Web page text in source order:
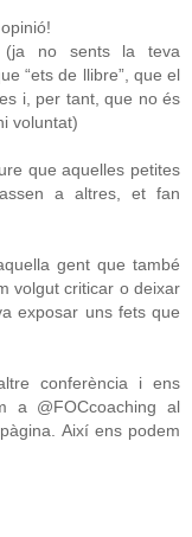
(ja no sents la teva
“ets de llibre”, que el
i, per tant, que no és
voluntat)
que aquelles petites
a altres, et fan
gent que també
volgut criticar o deixar
exposar uns fets que
conferència i ens
a @FOCcoaching al
Així ens podem